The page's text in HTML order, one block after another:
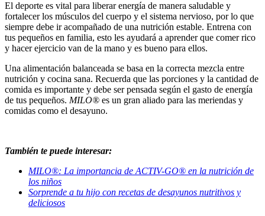
El deporte es vital para liberar energía de manera saludable y
fortalecer los músculos del cuerpo y el sistema nervioso, por lo que
siempre debe ir acompañado de una nutrición estable. Entrena con
tus pequeños en familia, esto les ayudará a aprender que comer rico
y hacer ejercicio van de la mano y es bueno para ellos.
Una alimentación balanceada se basa en la correcta mezcla entre
nutrición y cocina sana. Recuerda que las porciones y la cantidad de
comida es importante y debe ser pensada según el gasto de energía
de tus pequeños. MILO® es un gran aliado para las meriendas y
comidas como el desayuno.
También te puede interesar:
MILO®: La importancia de ACTIV-GO® en la nutrición de
los niños
Sorprende a tu hijo con recetas de desayunos nutritivos y
deliciosos